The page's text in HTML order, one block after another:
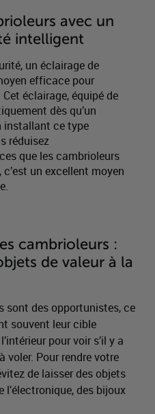
avec un
intelligent
un éclairage de
efficace pour
éclairage, équipé de
dès qu’un
installant ce type
réduisez
que les cambrioleurs
un excellent moyen
cambrioleurs :
de valeur à la
sont des opportunistes, ce
souvent leur cible
pour voir s’il y a
voler. Pour rendre votre
de laisser des objets
l’électronique, des bijoux